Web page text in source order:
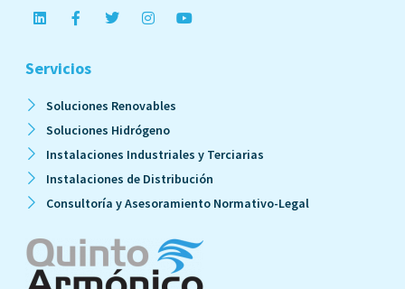
Servicios
Soluciones Renovables
Soluciones Hidrógeno
Instalaciones Industriales y Terciarias
Instalaciones de Distribución
Consultoría y Asesoramiento Normativo-Legal